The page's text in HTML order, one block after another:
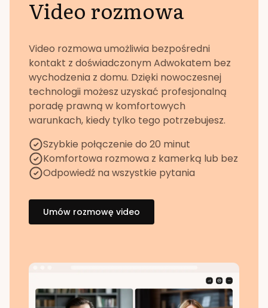
Video rozmowa
Video rozmowa umożliwia bezpośredni
kontakt z doświadczonym Adwokatem bez
wychodzenia z domu. Dzięki nowoczesnej
technologii możesz uzyskać profesjonalną
poradę prawną w komfortowych
warunkach, kiedy tylko tego potrzebujesz.
Szybkie połączenie do 20 minut
Komfortowa rozmowa z kamerką lub bez
Odpowiedź na wszystkie pytania
Umów rozmowę video